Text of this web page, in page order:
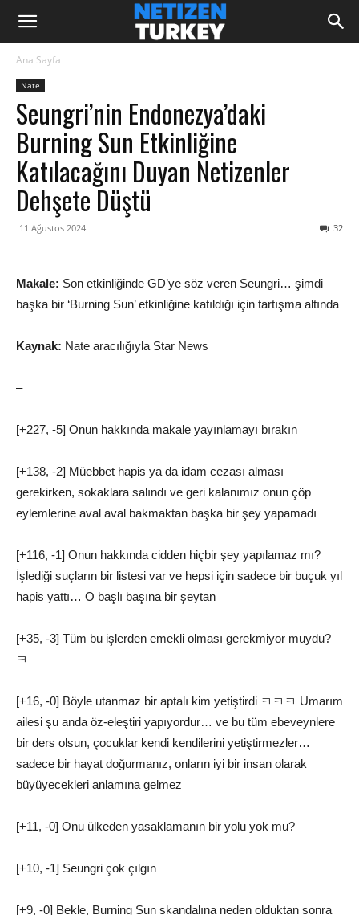
Ana Sayfa
Nate
Seungri’nin Endonezya’daki
Burning Sun Etkinliğine
Katılacağını Duyan Netizenler
Dehşete Düştü
11 Ağustos 2024 32
Makale: Son etkinliğinde GD’ye söz veren Seungri… şimdi
başka bir ‘Burning Sun’ etkinliğine katıldığı için tartışma altında
Kaynak: Nate aracılığıyla Star News
–
[+227, -5] Onun hakkında makale yayınlamayı bırakın
[+138, -2] Müebbet hapis ya da idam cezası alması
gerekirken, sokaklara salındı ve geri kalanımız onun çöp
eylemlerine aval aval bakmaktan başka bir şey yapamadı
[+116, -1] Onun hakkında cidden hiçbir şey yapılamaz mı?
İşlediği suçların bir listesi var ve hepsi için sadece bir buçuk yıl
hapis yattı… O başlı başına bir şeytan
[+35, -3] Tüm bu işlerden emekli olması gerekmiyor muydu?
ㅋ
[+16, -0] Böyle utanmaz bir aptalı kim yetiştirdi ㅋㅋㅋ Umarım
ailesi şu anda öz-eleştiri yapıyordur… ve bu tüm ebeveynlere
bir ders olsun, çocuklar kendi kendilerini yetiştirmezler…
sadece bir hayat doğurmanız, onların iyi bir insan olarak
büyüyecekleri anlamına gelmez
[+11, -0] Onu ülkeden yasaklamanın bir yolu yok mu?
[+10, -1] Seungri çok çılgın
[+9, -0] Bekle, Burning Sun skandalına neden olduktan sonra